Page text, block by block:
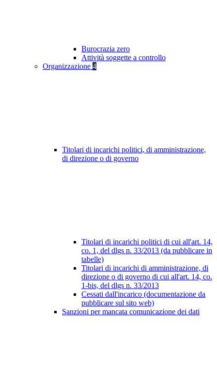
Burocrazia zero
Attività soggette a controllo
Organizzazione 4
Titolari di incarichi politici, di amministrazione,
di direzione o di governo
Titolari di incarichi politici di cui all'art. 14,
co. 1, del dlgs n. 33/2013 (da pubblicare in
tabelle)
Titolari di incarichi di amministrazione, di
direzione o di governo di cui all'art. 14, co.
1-bis, del dlgs n. 33/2013
Cessati dall'incarico (documentazione da
pubblicare sul sito web)
Sanzioni per mancata comunicazione dei dati